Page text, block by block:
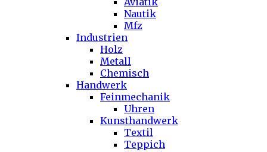
Nautik
Mfz
Industrien
Holz
Metall
Chemisch
Handwerk
Feinmechanik
Uhren
Kunsthandwerk
Textil
Teppich